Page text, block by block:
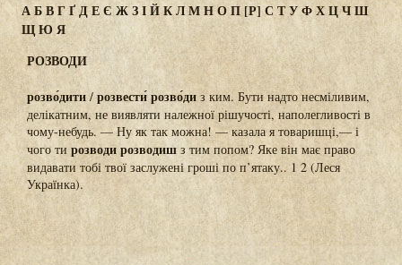
АБВГҐДЕЄ ЖЗІЙКЛМНОП[Р] С ТУФХЦЧШ
ЩЮ Я
РОЗВОДИ
розво́дити / розвести́ розво́ди з ким. Бути надто несміливим,
делікатним, не виявляти належної рішучості, наполегливості в
чому-небудь. — Ну як так можна! — казала я товаришці,— і
чого ти розводи розводиш з тим попом? Яке він має право
видавати тобі твої заслужені гроші по п’ятаку.. 1 2 (Леся
Українка).